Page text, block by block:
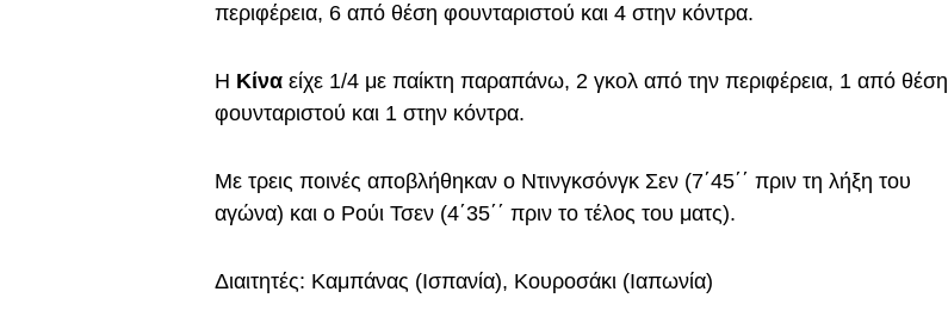
περιφέρεια, 6 από θέση φουνταριστού και 4 στην κόντρα.
Η Κίνα είχε 1/4 με παίκτη παραπάνω, 2 γκολ από την περιφέρεια, 1 από θέση
φουνταριστού και 1 στην κόντρα.
Με τρεις ποινές αποβλήθηκαν ο Ντινγκσόνγκ Σεν (7΄45΄΄ πριν τη λήξη του
αγώνα) και ο Ρούι Τσεν (4΄35΄΄ πριν το τέλος του ματς).
Διαιτητές: Καμπάνας (Ισπανία), Κουροσάκι (Ιαπωνία)